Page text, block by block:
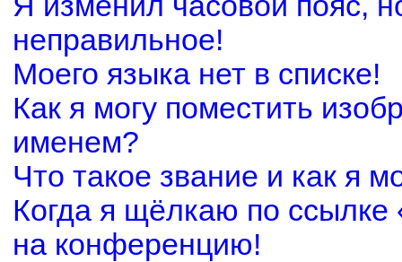
неправильное!
Моего языка нет в списке!
Как я могу поместить
именем?
Что такое звание и как я
Когда я щёлкаю по ссылке
на конференцию!